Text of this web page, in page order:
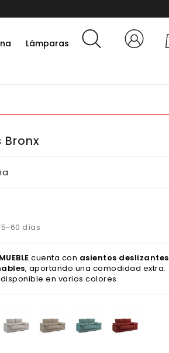
Lámparas
Bronx
60 días
cuenta con asientos deslizantes
, aportando una comodidad extra.
en varios colores.
Smoke
Gris
Claro
Piedra
Agave